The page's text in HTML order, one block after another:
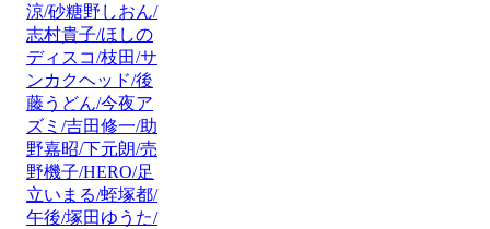
涼/砂糖野しおん/
志村貴子/ほしの
ディスコ/枝田/サ
ンカクヘッド/後
藤うどん/今夜ア
ズミ/吉田修一/助
野嘉昭/下元朗/売
野機子/HERO/足
立いまる/蛭塚都/
午後/塚田ゆうた/